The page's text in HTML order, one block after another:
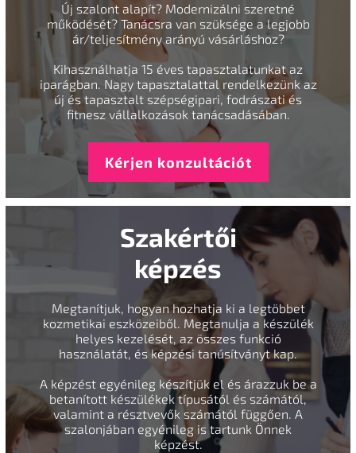
Új szalont alapít? Modernizálni szeretné
működését? Tanácsra van szüksége a legjobb
ár/teljesítmény arányú vásárláshoz?
Kihasználhatja 15 éves tapasztalatunkat az
iparágban. Nagy tapasztalattal rendelkezünk az
új és tapasztalt szépségipari, fodrászati és
fitnesz vállalkozások tanácsadásában.
Kérjen konzultációt
Szakértői
képzés
Megtanítjuk, hogyan hozhatja ki a legtöbbet
kozmetikai eszközeiből. Megtanulja a készülék
helyes kezelését, az összes funkció
használatát, és képzési tanúsítványt kap.
A képzést egyénileg készítjük el és árazzuk be a
betanított készülékek típusától és számától,
valamint a résztvevők számától függően. A
szalonjában egyénileg is tartunk Önnek
képzést.